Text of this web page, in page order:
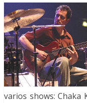
varios shows: Chaka